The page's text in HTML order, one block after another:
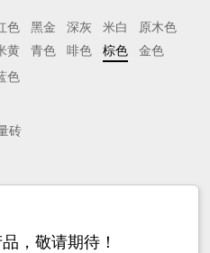
色 黑金 深灰 米白
原木色
黄 青色 啡色 棕色
金色
色
砖
，敬请期待！